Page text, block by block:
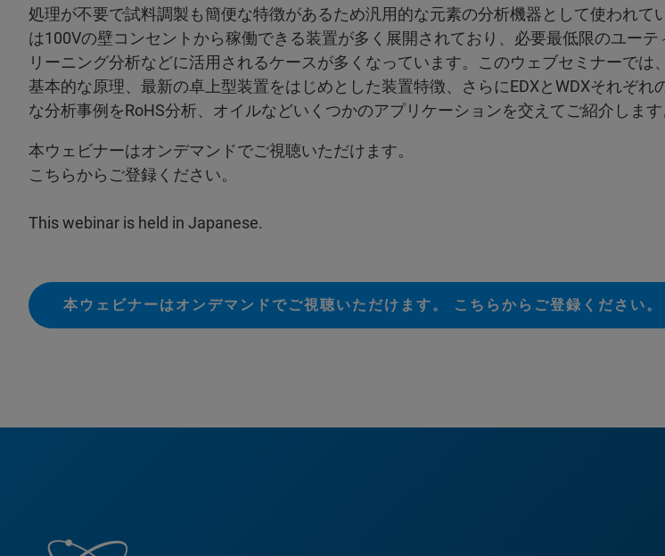
処理が不要で試料調製も簡便な特徴があるため汎用的な元素の分析機器として使われて
は100Vの壁コンセントから稼働できる装置が多く展開されており、必要最低限のユーテ
リーニング分析などに活用されるケースが多くなっています。このウェブセミナーでは
基本的な原理、最新の卓上型装置をはじめとした装置特徴、さらにEDXとWDXそれぞれ
な分析事例をRoHS分析、オイルなどいくつかのアプリケーションを交えてご紹介します
本ウェビナーはオンデマンドでご視聴いただけます。
こちらからご登録ください。
This webinar is held in Japanese.
本ウェビナーはオンデマンドでご視聴いただけます。 こちらからご登録ください。